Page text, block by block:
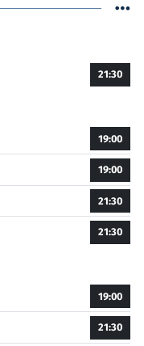
21:30
19:00
19:00
21:30
21:30
19:00
21:30